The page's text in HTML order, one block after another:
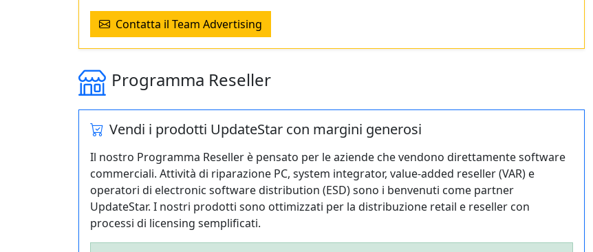
Contatta il Team Advertising
Programma Reseller
Vendi i prodotti UpdateStar con margini generosi
Il nostro Programma Reseller è pensato per le aziende che vendono direttamente software
commerciali. Attività di riparazione PC, system integrator, value-added reseller (VAR) e
operatori di electronic software distribution (ESD) sono i benvenuti come partner
UpdateStar. I nostri prodotti sono ottimizzati per la distribuzione retail e reseller con
processi di licensing semplificati.